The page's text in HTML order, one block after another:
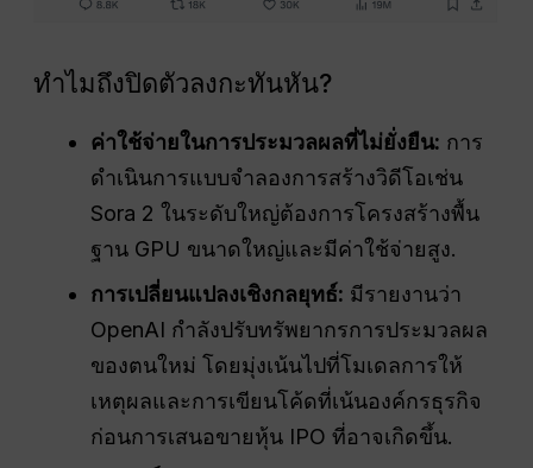
ทำไมถึงปิดตัวลงกะทันหัน?
ค่าใช้จ่ายในการประมวลผลที่ไม่ยั่งยืน: การ
ดำเนินการแบบจำลองการสร้างวิดีโอเช่น
Sora 2 ในระดับใหญ่ต้องการโครงสร้างพื้น
ฐาน GPU ขนาดใหญ่และมีค่าใช้จ่ายสูง.
การเปลี่ยนแปลงเชิงกลยุทธ์: มีรายงานว่า
OpenAI กำลังปรับทรัพยากรการประมวลผล
ของตนใหม่ โดยมุ่งเน้นไปที่โมเดลการให้
เหตุผลและการเขียนโค้ดที่เน้นองค์กรธุรกิจ
ก่อนการเสนอขายหุ้น IPO ที่อาจเกิดขึ้น.